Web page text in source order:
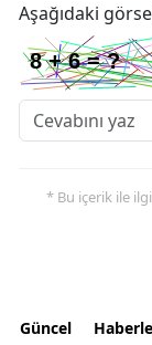
Aşağıdaki
* Bu içerik ile
Güncel